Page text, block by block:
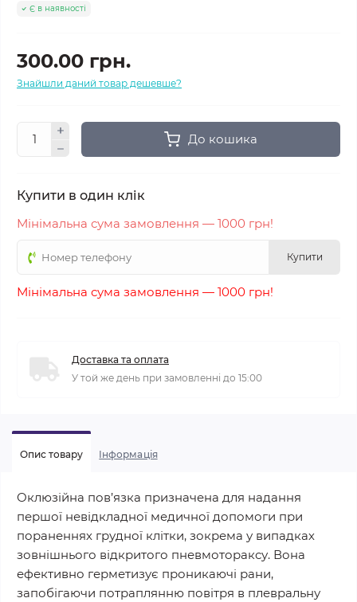
Є в наявності
300.00 грн.
Знайшли даний товар дешевше?
До кошика
Купити в один клік
Мінімальна сума замовлення — 1000 грн!
Купити
Мінімальна сума замовлення — 1000 грн!
Доставка та оплата
У той же день при замовленні до 15:00
Опис товару Iнформація
Оклюзійна пов’язка призначена для надання
першої невідкладної медичної допомоги при
пораненнях грудної клітки, зокрема у випадках
зовнішнього відкритого пневмотораксу. Вона
ефективно герметизує проникаючі рани,
запобігаючи потраплянню повітря в плевральну